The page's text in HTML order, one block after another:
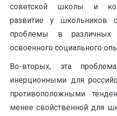
советской школы и
развитие у школьников
проблемы в различных
освоенного социального
Во-вторых, эта
инерционными для
противоположными
менее свойственной для